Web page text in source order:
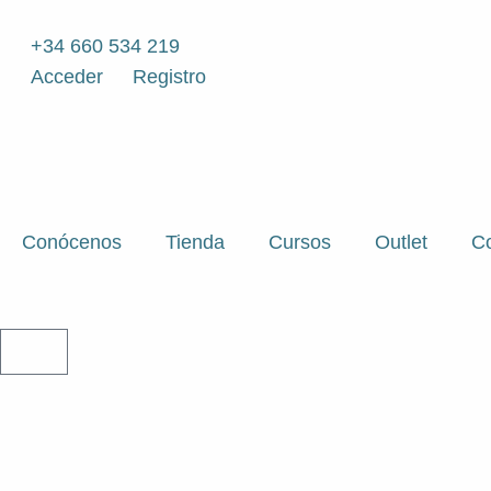
contenido
+34 660 534 219
Acceder
Registro
Conócenos Tienda Cursos Outlet